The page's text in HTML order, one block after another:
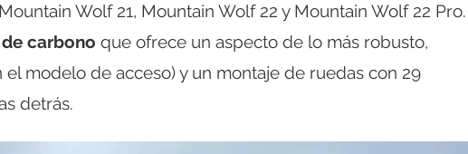
Wolf 21, Mountain Wolf 22 y Mountain Wolf 22 Pro.
carbono que ofrece un aspecto de lo más robusto,
el modelo de acceso) y un montaje de ruedas con 29
detrás.